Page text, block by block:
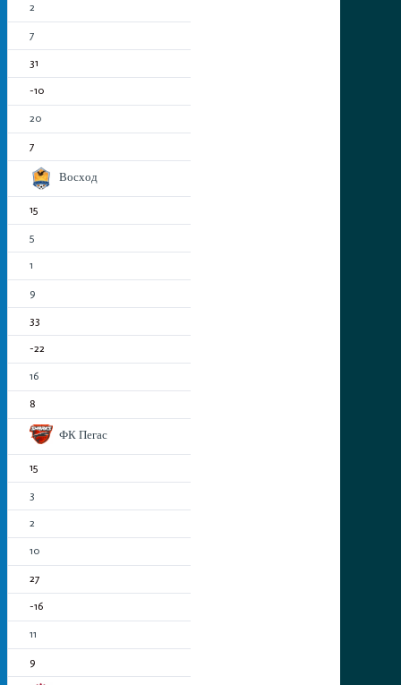
2
7
31
-10
20
7
Восход
15
5
1
9
33
-22
16
8
ФК Пегас
15
3
2
10
27
-16
11
9